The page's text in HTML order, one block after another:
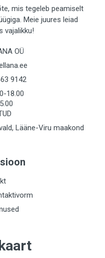
mis tegeleb peamiselt
Meie juures leiad
vajalikku!
OÜ
9142
18.00
Lääne-Viru maakond